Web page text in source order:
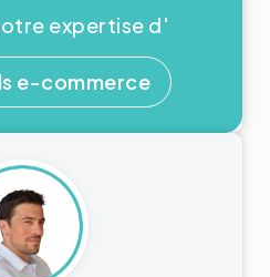
expertise d'
e-commerce